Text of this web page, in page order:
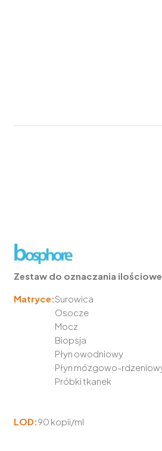
Zestaw do oznaczania
Matryce:Surowica
Osocze
Mocz
Biopsja
Płyn owodniowy
Płyn mózgowo-
Próbki tkanek
LOD:90 kopii/ml